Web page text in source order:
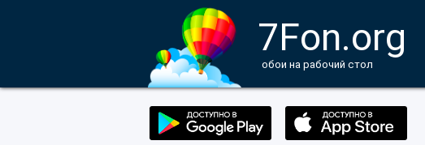
7Fon.org
обои на рабочий стол